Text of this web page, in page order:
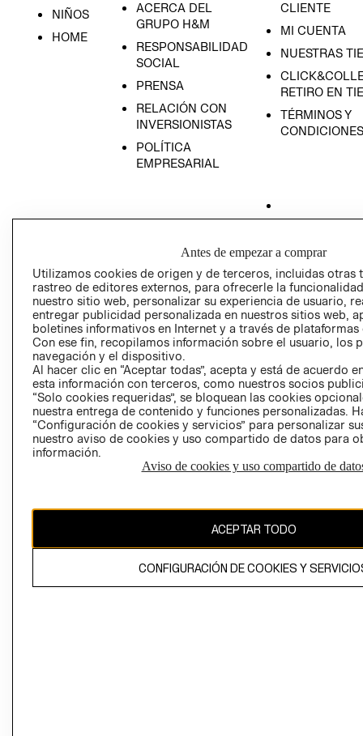
NIÑOS
HOME
ACERCA DEL
GRUPO H&M
RESPONSABILIDAD
SOCIAL
PRENSA
RELACIÓN CON
INVERSIONISTAS
POLÍTICA
EMPRESARIAL
CLIENTE
MI CUENTA
NUESTRAS
RETIRO EN
TÉRMINOS Y
CONDICIONES
PRIVACIDAD
GIFT CARD
AVISO DE
Perú (S/)
CAMBIAR REGIÓN
Antes de empezar a comprar
Utilizamos cookies de origen y de terceros, incluidas otras
rastreo de editores externos, para ofrecerle la
nuestro sitio web, personalizar su experiencia de usuario,
entregar publicidad personalizada en nuestros sitios web,
boletines informativos en Internet y a través de plataformas
Con ese fin, recopilamos información sobre el usuario, los
navegación y el dispositivo.
Al hacer clic en “Aceptar todas”, acepta y está de acuerdo
esta información con terceros, como nuestros socios
“Solo cookies requeridas”, se bloquean las cookies
nuestra entrega de contenido y funciones personalizadas.
“Configuración de cookies y servicios” para personalizar
nuestro aviso de cookies y uso compartido de datos para
información.
Aviso de cookies y uso compartido de
ACEPTAR TODO
CONFIGURACIÓN DE COOKIES Y